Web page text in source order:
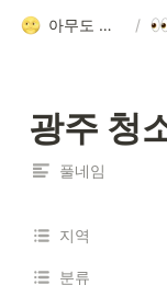
아무도 안 알려줘서 만든 청소년 네트워크 가이드 /
광주 청
풀네임
지역
분류